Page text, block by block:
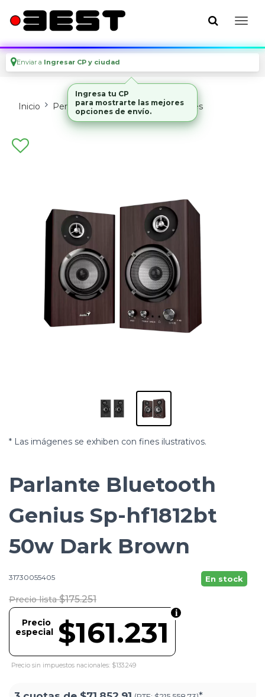
Enviar a Ingresar CP y ciudad
Inicio Perifericos Parlantes Y Auriculares
* Las imágenes se exhiben con fines ilustrativos.
Parlante Bluetooth
Genius Sp-hf1812bt
50w Dark Brown
31730055405 En stock
Precio lista $175.251
$161.231
Precio
especial
Precio sin impuestos nacionales: $133.249
Ingresa tu CP
para mostrarte las mejores
opciones de envío.